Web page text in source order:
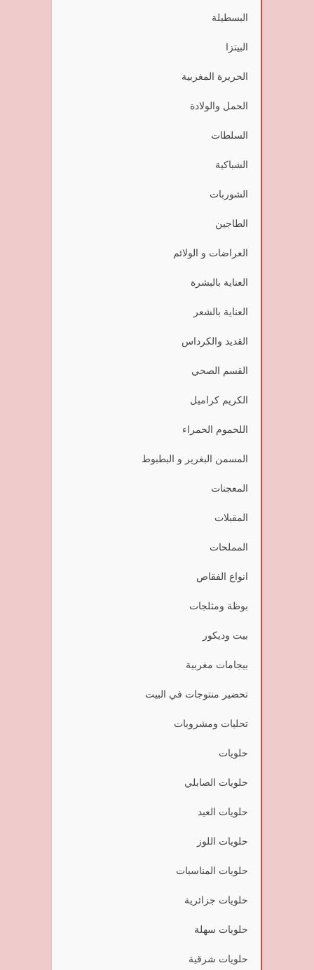
البسطيلة
البيتزا
الحريرة المغربية
الحمل والولادة
السلطات
الشباكية
الشوربات
الطاجين
العراضات و الولائم
العناية بالبشرة
العناية بالشعر
القديد والكرداس
القسم الصحي
الكريم كراميل
اللحموم الحمراء
المسمن البغرير و البطبوط
المعجنات
المقبلات
المملحات
انواع الفقاص
بوظة ومثلجات
بيت وديكور
بيجامات مغربية
تحضير منتوجات في البيت
تحليات ومشروبات
حلويات
حلويات الصابلي
حلويات العيد
حلويات اللوز
حلويات المناسبات
حلويات جزائرية
حلويات سهلة
حلويات شرقية